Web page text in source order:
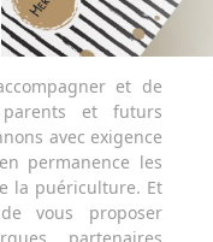
et de
et futurs
avec exigence
permanence les
la puériculture. Et
vous proposer